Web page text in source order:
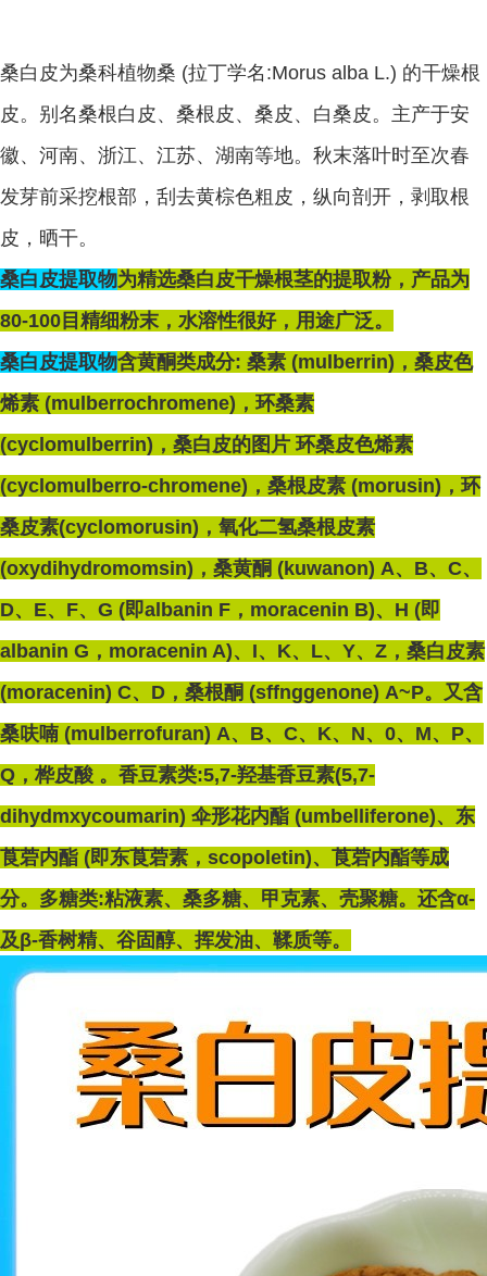
桑白皮为桑科植物桑 (拉丁学名:Morus alba L.) 的干燥根
皮。别名桑根白皮、桑根皮、桑皮、白桑皮。主产于安
徽、河南、浙江、江苏、湖南等地。秋末落叶时至次春
发芽前采挖根部，刮去黄棕色粗皮，纵向剖开，剥取根
皮，晒干。
桑白皮提取物为精选桑白皮干燥根茎的提取粉 ，产品为
80-100目精细粉末，水溶性很好，用途广泛。
桑白皮提取物含黄酮类成分: 桑素 (mulberrin)，桑皮色
烯素 (mulberrochromene)，环桑素
(cyclomulberrin)，桑白皮的图片 环桑皮色烯素
(cyclomulberro-chromene)，桑根皮素 (morusin)，环
桑皮素(cyclomorusin)，氧化二氢桑根皮素
(oxydihydromomsin)，桑黄酮 (kuwanon) A、B、C、
D、E、F、G (即albanin F，moracenin B)、H (即
albanin G，moracenin A)、I、K、L、Y、Z，桑白皮素
(moracenin) C、D，桑根酮 (sffnggenone) A~P。又含
桑呋喃 (mulberrofuran) A、B、C、K、N、0、M、P、
Q，桦皮酸 。香豆素类:5,7-羟基香豆素(5,7-
dihydmxycoumarin) 伞形花内酯 (umbelliferone)、东
莨菪内酯 (即东莨菪素，scopoletin)、莨菪内酯等成
分。多糖类:粘液素、桑多糖、甲克素、壳聚糖。还含α-
及β-香树精、谷固醇、挥发油、鞣质等。